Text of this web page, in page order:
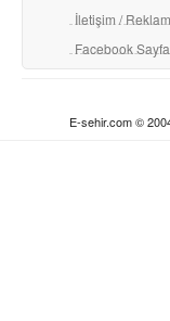
İletişim / Reklam
Facebook
E-sehir.com ©